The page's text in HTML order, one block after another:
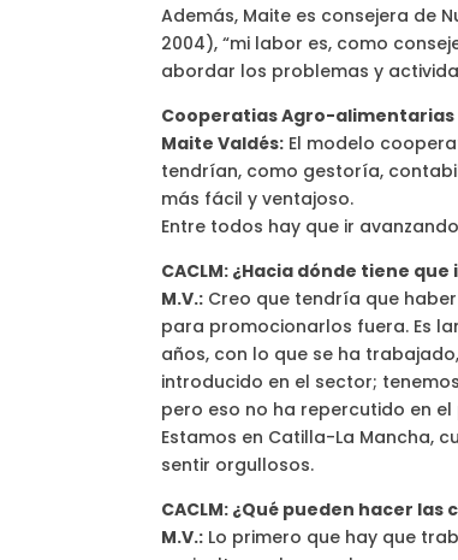
Además, Maite es consejera de
2004), “mi labor es, como
abordar los problemas y
Cooperatias Agro-alimentarias
Maite Valdés: El modelo
tendrían, como gestoría,
más fácil y ventajoso.
Entre todos hay que ir
CACLM: ¿Hacia dónde tiene
M.V.: Creo que tendría que
para promocionarlos fuera. Es
años, con lo que se ha
introducido en el sector;
pero eso no ha repercutido en
Estamos en Catilla-La Mancha,
sentir orgullosos.
CACLM: ¿Qué pueden hacer
M.V.: Lo primero que hay que